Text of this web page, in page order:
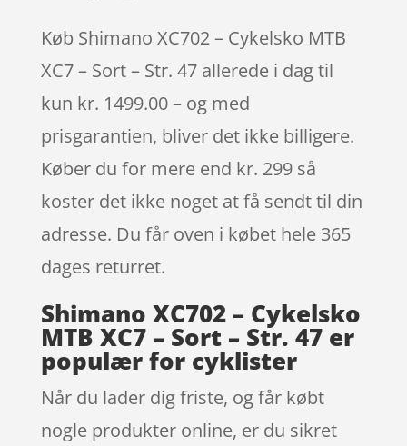
Køb Shimano XC702 – Cykelsko MTB
XC7 – Sort – Str. 47 allerede i dag til
kun kr. 1499.00 – og med
prisgarantien, bliver det ikke billigere.
Køber du for mere end kr. 299 så
koster det ikke noget at få sendt til din
adresse. Du får oven i købet hele 365
dages returret.
Shimano XC702 – Cykelsko
MTB XC7 – Sort – Str. 47 er
populær for cyklister
Når du lader dig friste, og får købt
nogle produkter online, er du sikret